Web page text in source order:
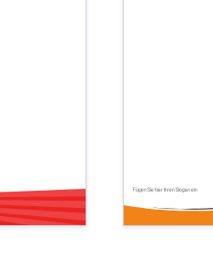
Fügen Sie hier Ihren Slogan ein